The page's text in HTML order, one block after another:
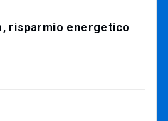
risparmio energetico